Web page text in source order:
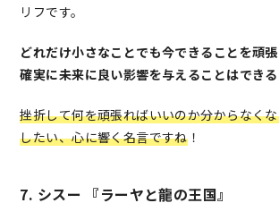
リフです。
どれだけ小さなことでも今できることを頑張
確実に未来に良い影響を与えることはできる
挫折して何を頑張ればいいのか分からなく
したい、心に響く名言ですね！
7. シスー 『ラーヤと龍の王国』